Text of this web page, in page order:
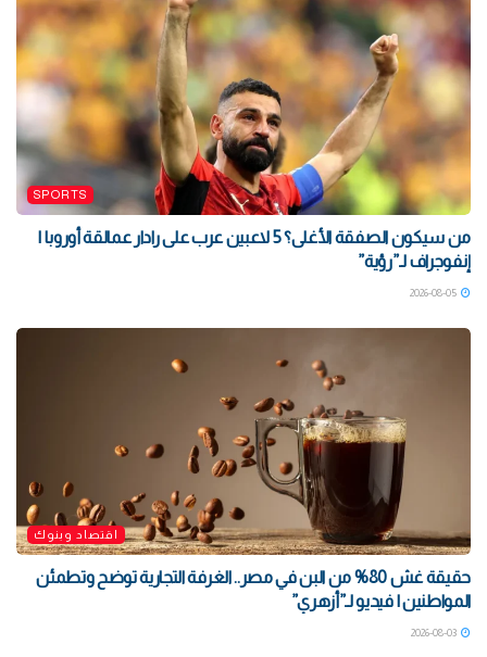
SPORTS
من سيكون الصفقة الأغلى؟ 5 لاعبين عرب على رادار عمالقة أوروبا |
إنفوجراف لـ”رؤية”
اقتصاد وبنوك
حقيقة غش 80% من البن في مصر.. الغرفة التجارية توضح وتطمئن
المواطنين | فيديو لـ”أزهري”